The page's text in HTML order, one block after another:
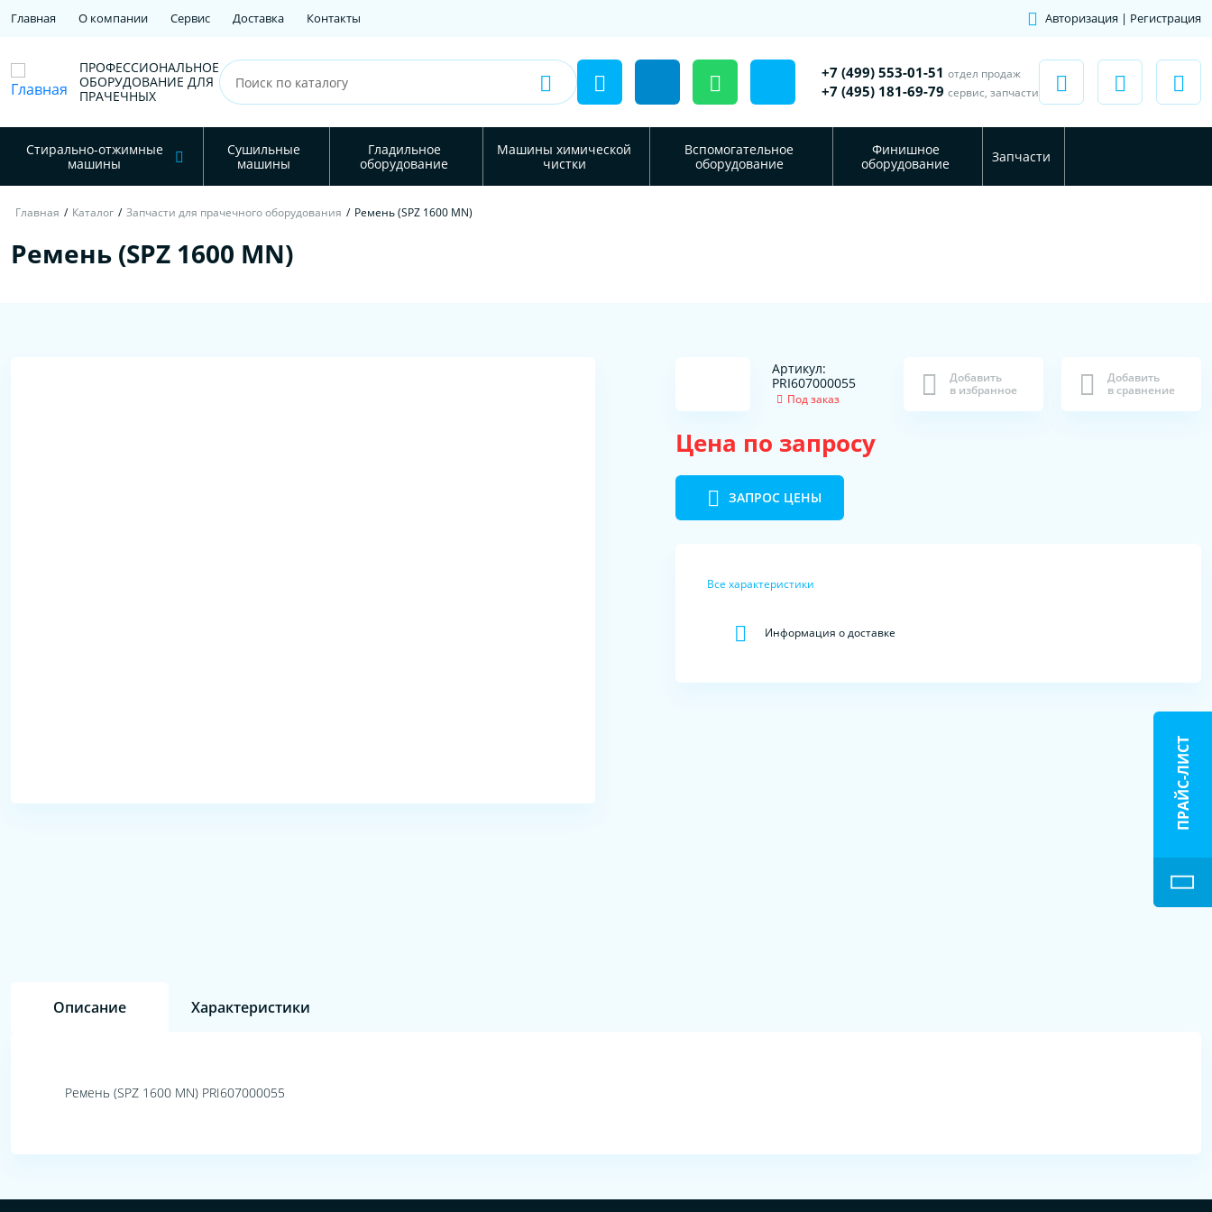
Главная О компании Сервис Доставка Контакты Авторизация | Регистрация
ПРОФЕССИОНАЛЬНОЕ
ОБОРУДОВАНИЕ ДЛЯ
ПРАЧЕЧНЫХ
+7 (499) 553-01-51 отдел продаж
+7 (495) 181-69-79 сервис, запчасти
Стирально-отжимные
машины
Сушильные
машины
Гладильное
оборудование
Машины химической
чистки
Вспомогательное
оборудование
Финишное
оборудование
Запчасти
Главная / Каталог / Запчасти для прачечного оборудования / Ремень (SPZ 1600 MN)
Ремень (SPZ 1600 MN)
Артикул:
PRI607000055
Под заказ
Добавить
в избранное
Добавить
в сравнение
Цена по запросу
ЗАПРОС ЦЕНЫ
Все характеристики
Информация о доставке
Описание Характеристики
Ремень (SPZ 1600 MN) PRI607000055
ПРАЙС-ЛИСТ